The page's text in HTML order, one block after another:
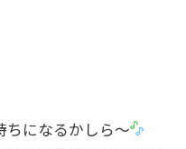
ちになるかしら〜